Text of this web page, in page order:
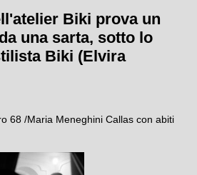
Biki prova un
una sarta, sotto lo
Biki (Elvira
68 /Maria Meneghini Callas con abiti